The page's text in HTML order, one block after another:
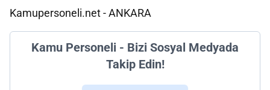
Kamupersoneli.net - ANKARA
Kamu Personeli - Bizi Sosyal Medyada
Takip Edin!